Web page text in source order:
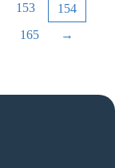
153
154
165 →